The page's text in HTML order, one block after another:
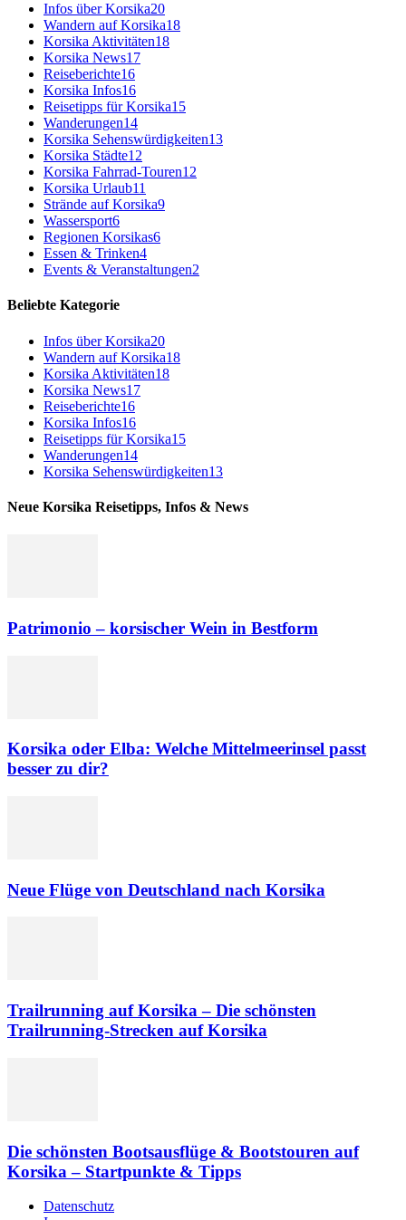
Infos über Korsika20
Wandern auf Korsika18
Korsika Aktivitäten18
Korsika News17
Reiseberichte16
Korsika Infos16
Reisetipps für Korsika15
Wanderungen14
Korsika Sehenswürdigkeiten13
Korsika Städte12
Korsika Fahrrad-Touren12
Korsika Urlaub11
Strände auf Korsika9
Wassersport6
Regionen Korsikas6
Essen & Trinken4
Events & Veranstaltungen2
Beliebte Kategorie
Infos über Korsika20
Wandern auf Korsika18
Korsika Aktivitäten18
Korsika News17
Reiseberichte16
Korsika Infos16
Reisetipps für Korsika15
Wanderungen14
Korsika Sehenswürdigkeiten13
Neue Korsika Reisetipps, Infos & News
Patrimonio – korsischer Wein in Bestform
Korsika oder Elba: Welche Mittelmeerinsel passt
besser zu dir?
Neue Flüge von Deutschland nach Korsika
Trailrunning auf Korsika – Die schönsten
Trailrunning-Strecken auf Korsika
Die schönsten Bootsausflüge & Bootstouren auf
Korsika – Startpunkte & Tipps
Datenschutz